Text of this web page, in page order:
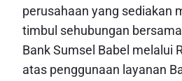
perusahaan yang sediakan
timbul sehubungan
Bank Sumsel Babel melalui
atas penggunaan layanan